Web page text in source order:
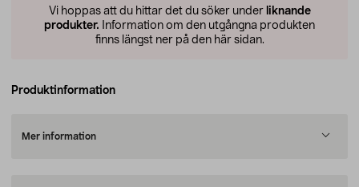
Vi hoppas att du hittar det du söker under liknande
produkter. Information om den utgångna produkten
finns längst ner på den här sidan.
Produktinformation
Mer information